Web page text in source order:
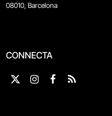
08010, Barcelona
CONNECTA
X
InstagramFacebook
RSS